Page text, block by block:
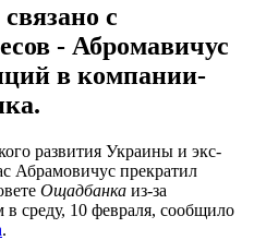
с
- Абромавичус
в компании-
развития Украины и экс-
Абрамовичус прекратил
Ощадбанка из-за
среду, 10 февраля, сообщило
.